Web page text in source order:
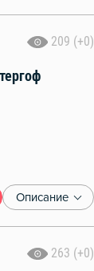
209 (+0)
Описание
263 (+0)